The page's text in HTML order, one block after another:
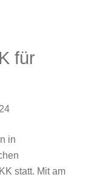
für
in
statt. Mit am